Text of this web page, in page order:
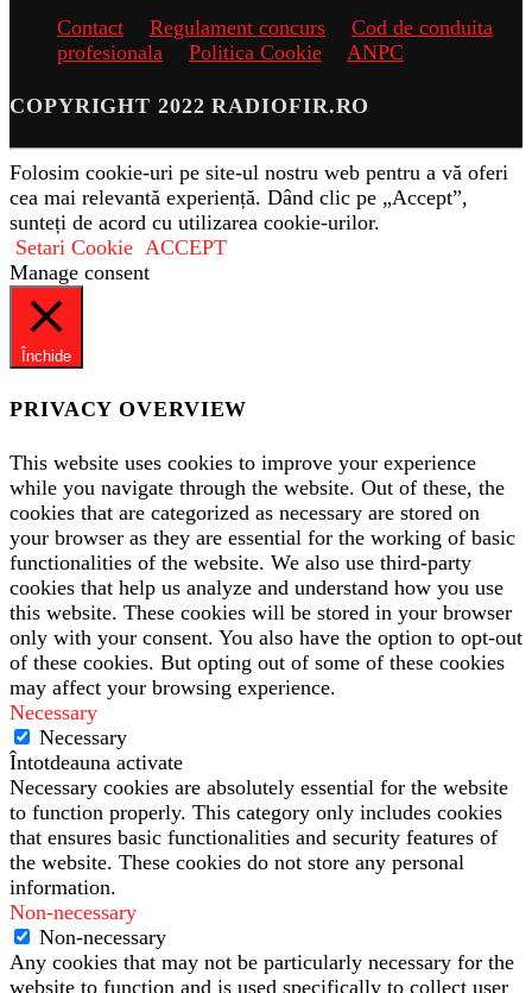
Contact Regulament concurs
Cod de conduita
profesionala
Politica Cookie ANPC
COPYRIGHT 2022 RADIOFIR.RO
Folosim cookie-uri pe site-ul nostru web pentru a vă oferi
cea mai relevantă experiență. Dând clic pe „Accept”,
sunteți de acord cu utilizarea cookie-urilor.
Setari Cookie ACCEPT
Manage consent
Închide
PRIVACY OVERVIEW
This website uses cookies to improve your experience
while you navigate through the website. Out of these, the
cookies that are categorized as necessary are stored on
your browser as they are essential for the working of basic
functionalities of the website. We also use third-party
cookies that help us analyze and understand how you use
this website. These cookies will be stored in your browser
only with your consent. You also have the option to opt-out
of these cookies. But opting out of some of these cookies
may affect your browsing experience.
Necessary
Necessary
Întotdeauna activate
Necessary cookies are absolutely essential for the website
to function properly. This category only includes cookies
that ensures basic functionalities and security features of
the website. These cookies do not store any personal
information.
Non-necessary
Non-necessary
Any cookies that may not be particularly necessary for the
website to function and is used specifically to collect user